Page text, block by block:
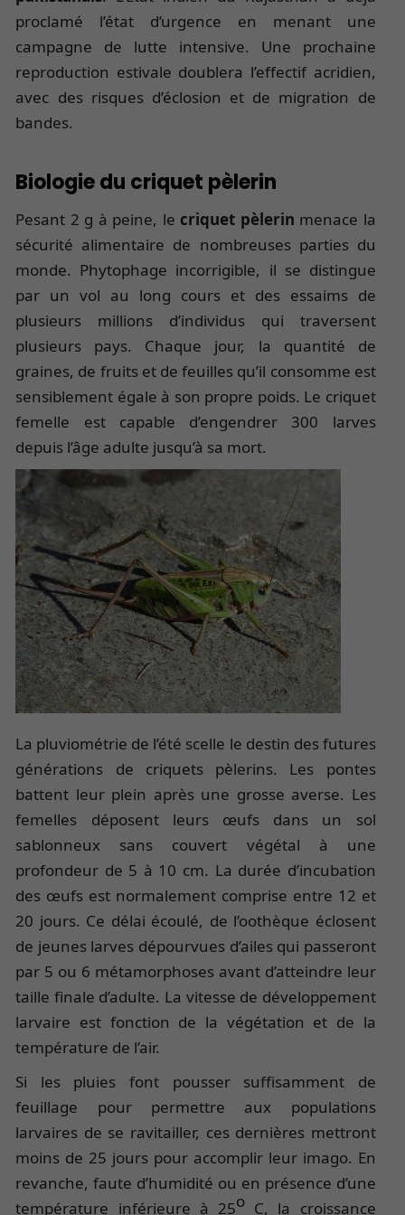
proclamé l’état d’urgence en menant une
campagne de lutte intensive. Une prochaine
reproduction estivale doublera l’effectif acridien,
avec des risques d’éclosion et de migration de
bandes.
Biologie du criquet pèlerin
Pesant 2 g à peine, le criquet pèlerin menace la
sécurité alimentaire de nombreuses parties du
monde. Phytophage incorrigible, il se distingue
par un vol au long cours et des essaims de
plusieurs millions d’individus qui traversent
plusieurs pays. Chaque jour, la quantité de
graines, de fruits et de feuilles qu’il consomme est
sensiblement égale à son propre poids. Le criquet
femelle est capable d’engendrer 300 larves
depuis l’âge adulte jusqu’à sa mort.
La pluviométrie de l’été scelle le destin des futures
générations de criquets pèlerins. Les pontes
battent leur plein après une grosse averse. Les
femelles déposent leurs œufs dans un sol
sablonneux sans couvert végétal à une
profondeur de 5 à 10 cm. La durée d’incubation
des œufs est normalement comprise entre 12 et
20 jours. Ce délai écoulé, de l’oothèque éclosent
de jeunes larves dépourvues d’ailes qui passeront
par 5 ou 6 métamorphoses avant d’atteindre leur
taille finale d’adulte. La vitesse de développement
larvaire est fonction de la végétation et de la
température de l’air.
Si les pluies font pousser suffisamment de
feuillage pour permettre aux populations
larvaires de se ravitailler, ces dernières mettront
moins de 25 jours pour accomplir leur imago. En
revanche, faute d’humidité ou en présence d’une
température inférieure à 25o C, la croissance